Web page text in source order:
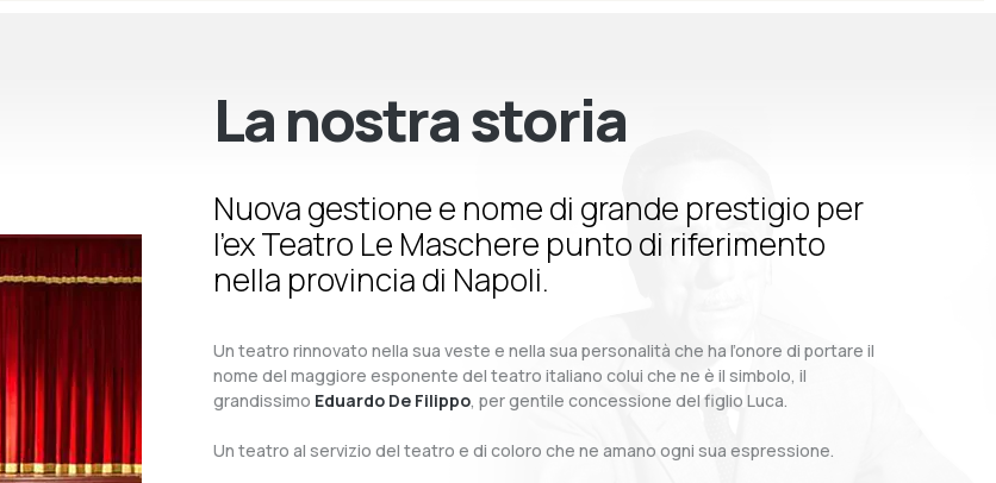
La nostra storia
Nuova gestione e nome di grande prestigio per
l’ex Teatro Le Maschere punto di riferimento
nella provincia di Napoli.
Un teatro rinnovato nella sua veste e nella sua personalità che ha l’onore di portare il
nome del maggiore esponente del teatro italiano colui che ne è il simbolo, il
grandissimo Eduardo De Filippo, per gentile concessione del figlio Luca.
Un teatro al servizio del teatro e di coloro che ne amano ogni sua espressione.